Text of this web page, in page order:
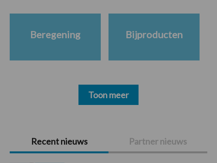
Primaire
Sidebar
Recent nieuws Partner nieuws
Beregening Bijproducten
Toon meer